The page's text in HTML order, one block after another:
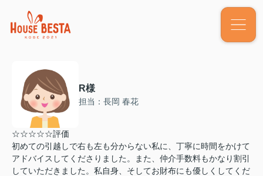
R様
担当：長岡 春花
☆☆☆☆☆評価
初めての引越しで右も左も分からない私に、丁寧に時間をかけて
アドバイスしてくださりました。また、仲介手数料もかなり割引
していただきました。私自身、そしてお財布にも優しくしてくだ